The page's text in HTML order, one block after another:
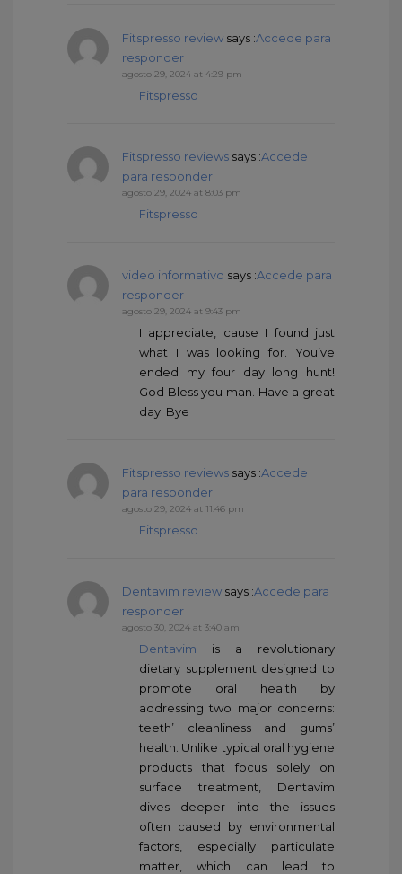
Fitspresso review says :Accede para
responder
agosto 29, 2024 at 4:29 pm
Fitspresso
Fitspresso reviews says :Accede
para responder
agosto 29, 2024 at 8:03 pm
Fitspresso
video informativo says :Accede para
responder
agosto 29, 2024 at 9:43 pm
I appreciate, cause I found just
what I was looking for. You’ve
ended my four day long hunt!
God Bless you man. Have a great
day. Bye
Fitspresso reviews says :Accede
para responder
agosto 29, 2024 at 11:46 pm
Fitspresso
Dentavim review says :Accede para
responder
agosto 30, 2024 at 3:40 am
Dentavim is a revolutionary
dietary supplement designed to
promote oral health by
addressing two major concerns:
teeth’ cleanliness and gums’
health. Unlike typical oral hygiene
products that focus solely on
surface treatment, Dentavim
dives deeper into the issues
often caused by environmental
factors, especially particulate
matter, which can lead to